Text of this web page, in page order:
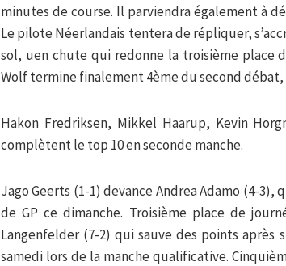
minutes de course. Il parviendra également à
Le pilote Néerlandais tentera de répliquer,
sol, uen chute qui redonne la troisième place
Wolf termine finalement 4ème du second débat,
Hakon Fredriksen, Mikkel Haarup, Kevin
complètent le top 10 en seconde manche.
Jago Geerts (1-1) devance Andrea Adamo (4-
de GP ce dimanche. Troisième place de
Langenfelder (7-2) qui sauve des points
samedi lors de la manche qualificative.